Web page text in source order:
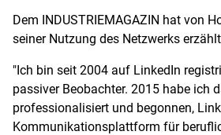
Dem INDUSTRIEMAGAZIN hat von
seiner Nutzung des Netzwerks
"Ich bin seit 2004 auf LinkedIn
passiver Beobachter. 2015 habe ich
professionalisiert und begonnen,
Kommunikationsplattform für